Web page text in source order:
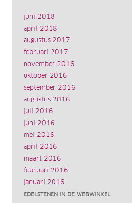
juni 2018
april 2018
augustus 2017
februari 2017
november 2016
oktober 2016
september 2016
augustus 2016
juli 2016
juni 2016
mei 2016
april 2016
maart 2016
februari 2016
januari 2016
EDELSTENEN IN DE WEBWINKEL